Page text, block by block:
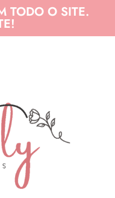
TODO O SITE.